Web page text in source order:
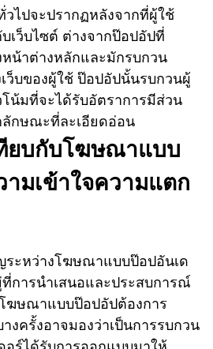
วไปจะปรากฏหลังจากที่ผู้ใช้
เว็บไซต์ ต่างจากป๊อปอัปที่
น้าต่างหลักและมักรบกวน
ว็บของผู้ใช้ ป๊อปอัปนั้นรบกวนผู้
น้มที่จะได้รับอัตราการมีส่วน
ลักษณะที่ละเอียดอ่อน
ยบกับโฆษณาแบบ
มเข้าใจความแตก
ะหว่างโฆษณาแบบป๊อปอันเด
การนำเสนอและประสบการณ์
ฆษณาแบบป๊อปอัปต้องการ
งครั้งอาจมองว่าเป็นการรบกวน